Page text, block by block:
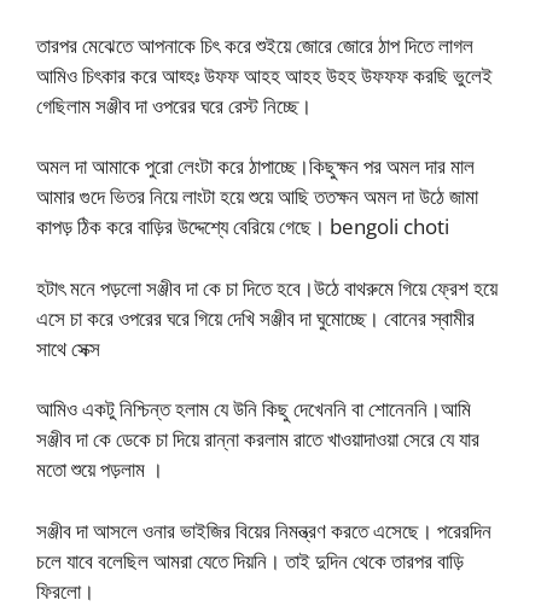
তারপর মেঝেতে আপনাকে চিৎ করে শুইয়ে জোরে জোরে ঠাপ দিতে লাগল
আমিও চিৎকার করে আহ্হঃ উফফ আহহ আহহ উহহ উফফফ করছি ভুলেই
গেছিলাম সঞ্জীব দা ওপরের ঘরে রেস্ট নিচ্ছে।
অমল দা আমাকে পুরো লেংটা করে ঠাপাচ্ছে।কিছুক্ষন পর অমল দার মাল
আমার গুদে ভিতর নিয়ে লাংটা হয়ে শুয়ে আছি ততক্ষন অমল দা উঠে জামা
কাপড় ঠিক করে বাড়ির উদ্দেশ্যে বেরিয়ে গেছে। bengoli choti
হটাৎ মনে পড়লো সঞ্জীব দা কে চা দিতে হবে।উঠে বাথরুমে গিয়ে ফ্রেশ হয়ে
এসে চা করে ওপরের ঘরে গিয়ে দেখি সঞ্জীব দা ঘুমোচ্ছে। বোনের স্বামীর
সাথে সেক্স
আমিও একটু নিশ্চিন্ত হলাম যে উনি কিছু দেখেননি বা শোনেননি।আমি
সঞ্জীব দা কে ডেকে চা দিয়ে রান্না করলাম রাতে খাওয়াদাওয়া সেরে যে যার
মতো শুয়ে পড়লাম ।
সঞ্জীব দা আসলে ওনার ভাইজির বিয়ের নিমন্ত্রণ করতে এসেছে। পরেরদিন
চলে যাবে বলেছিল আমরা যেতে দিয়নি। তাই দুদিন থেকে তারপর বাড়ি
ফিরলো।